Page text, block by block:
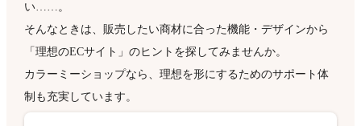
い……。
そんなときは、販売したい商材に合った機能・デザインから
「理想のECサイト」のヒントを探してみませんか。
カラーミーショップなら、理想を形にするためのサポート体
制も充実しています。